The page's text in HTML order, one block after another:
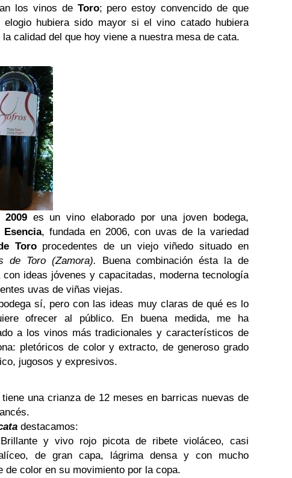
los vinos de Toro; pero estoy convencido de que
elogio hubiera sido mayor si el vino catado hubiera
la calidad del que hoy viene a nuestra mesa de cata.
2009es un vino elaborado por una joven bodega,
Esencia, fundada en 2006, con uvas de la variedad
Toroprocedentes de un viejo viñedo situado en
de Toro (Zamora). Buena combinación ésta la de
con ideas jóvenes y capacitadas, moderna tecnología
uvas de viñas viejas.
sí, pero con las ideas muy claras de qué es lo
ofrecer al público. En buena medida, me ha
a los vinos más tradicionales y característicos de
pletóricos de color y extracto, de generoso grado
jugosos y expresivos.
una crianza de 12 meses en barricas nuevas de
destacamos:
y vivo rojo picota de ribete violáceo, casi
de gran capa, lágrima densa y con mucho
de color en su movimiento por la copa.